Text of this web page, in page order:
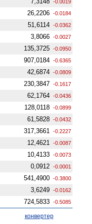
-0.0019
26,2206 -0.0184
51,6114 -0.0362
3,8066 -0.0027
135,3725 -0.0950
907,0184 -0.6365
42,6874 -0.0809
230,3847 -0.1617
62,1764 -0.0436
128,0118 -0.0899
61,5828 -0.0432
317,3661 -0.2227
12,4621 -0.0087
10,4133 -0.0073
0,0912 -0.0001
541,4900 -0.3800
3,6249 -0.0162
724,5833 -0.5085
конвертер